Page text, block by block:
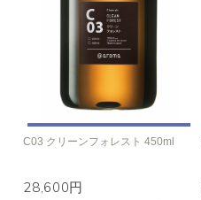
C03 クリーンフォレスト 450ml
28,600円